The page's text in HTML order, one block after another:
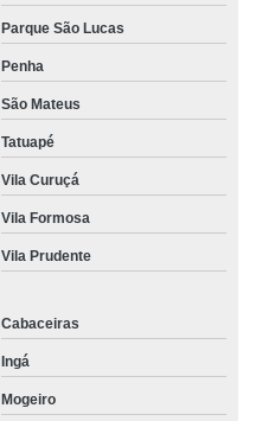
Parque São Lucas
Penha
São Mateus
Tatuapé
Vila Curuçá
Vila Formosa
Vila Prudente
Cabaceiras
Ingá
Mogeiro